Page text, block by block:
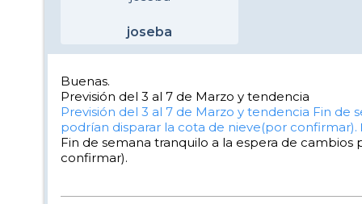
joseba
Buenas.
Previsión del 3 al 7 de Marzo y tendencia
Previsión del 3 al 7 de Marzo y tendencia Fin de
podrían disparar la cota de nieve(por confirmar).
Fin de semana tranquilo a la espera de
confirmar).